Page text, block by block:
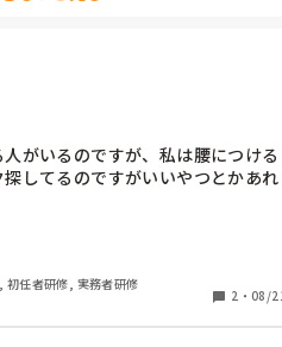
きが遅いです。
焦りや不安でいっぱいいっぱいで
…
暗鬼です。
がいるのですが、私は腰につける
してるのですがいいやつとかあれ
初任者研修, 実務者研修
2 ・ 08/